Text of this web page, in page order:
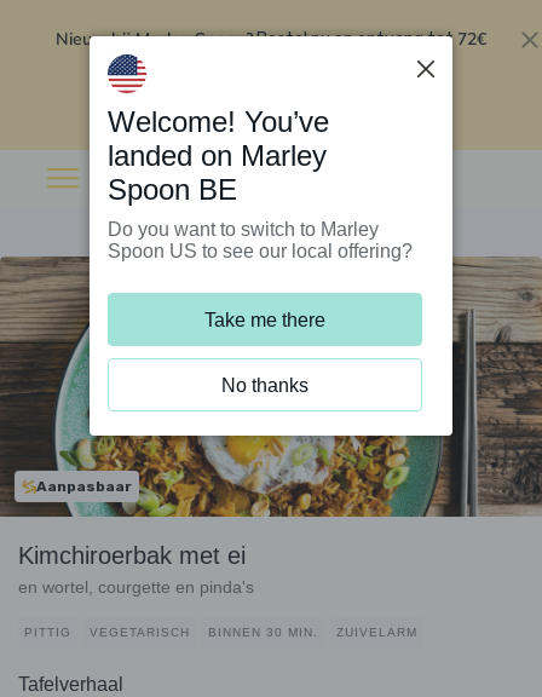
Nieuw bij Marley Spoon?Bestel nu en ontvang tot 72€
Aanpasbaar
Kimchiroerbak met ei
en wortel, courgette en pinda's
PITTIG VEGETARISCH BINNEN 30 MIN. ZUIVELARM
Tafelverhaal
Welcome! You’ve
landed on Marley
Spoon BE
Do you want to switch to Marley
Spoon US to see our local offering?
Take me there
No thanks